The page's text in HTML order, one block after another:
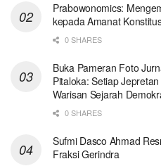
Prabowonomics:
kepada Amanat
0 SHARES
Buka Pameran Foto
Pitaloka: Setiap
Warisan Sejarah
0 SHARES
Sufmi Dasco Ahmad
Fraksi Gerindra